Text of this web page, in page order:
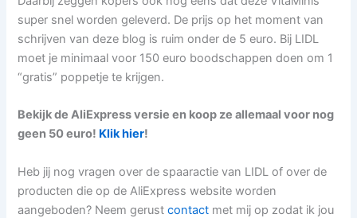
super snel worden geleverd. De prijs op het moment van
schrijven van deze blog is ruim onder de 5 euro. Bij LIDL
moet je minimaal voor 150 euro boodschappen doen om 1
“gratis” poppetje te krijgen.
Bekijk de AliExpress versie en koop ze allemaal voor nog
geen 50 euro! Klik hier!
Heb jij nog vragen over de spaaractie van LIDL of over de
producten die op de AliExpress website worden
aangeboden? Neem gerustcontact met mij op zodat ik jou